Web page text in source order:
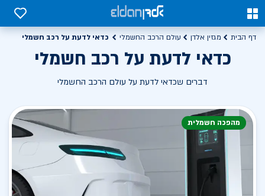
0
0
דף הבית מגזין אלדן עולם הרכב החשמלי כדאי לדעת על רכב חשמלי
כדאי לדעת על רכב חשמלי
דברים שכדאי לדעת על עולם הרכב החשמלי
מהפכה חשמלית